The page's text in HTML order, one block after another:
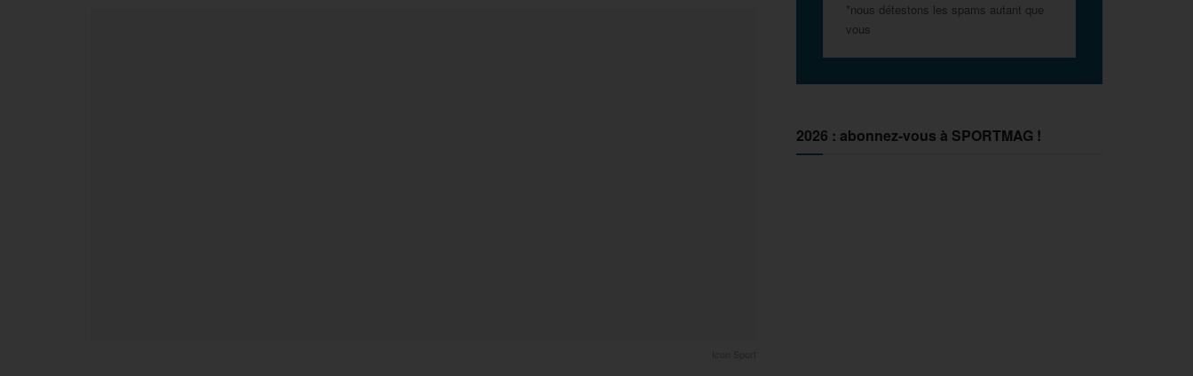
*nous détestons les spams autant que
vous
2026 : abonnez-vous à SPORTMAG !